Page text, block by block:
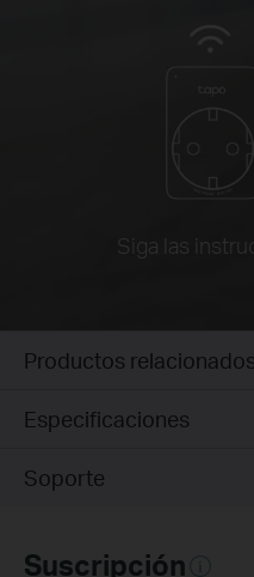
Siga las
Productos relacionados
Especificaciones
Soporte
Suscripción